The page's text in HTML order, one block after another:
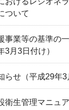
ついて
事業等の基準の
3月3日付け）
らせ（平成29年3
衛生管理マニュ